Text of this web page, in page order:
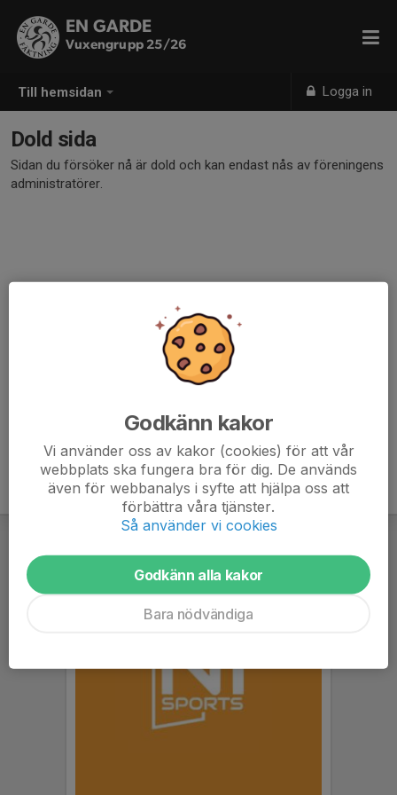
Till hemsidan Logga in
EN GARDE
Vuxengrupp 25/26
Dold sida
Sidan du försöker nå är dold och kan endast nås av föreningens
administratörer.
Godkänn kakor
Vi använder oss av kakor (cookies) för att vår
webbplats ska fungera bra för dig. De används
även för webbanalys i syfte att hjälpa oss att
förbättra våra tjänster.
Så använder vi cookies
Godkänn alla kakor
Bara nödvändiga